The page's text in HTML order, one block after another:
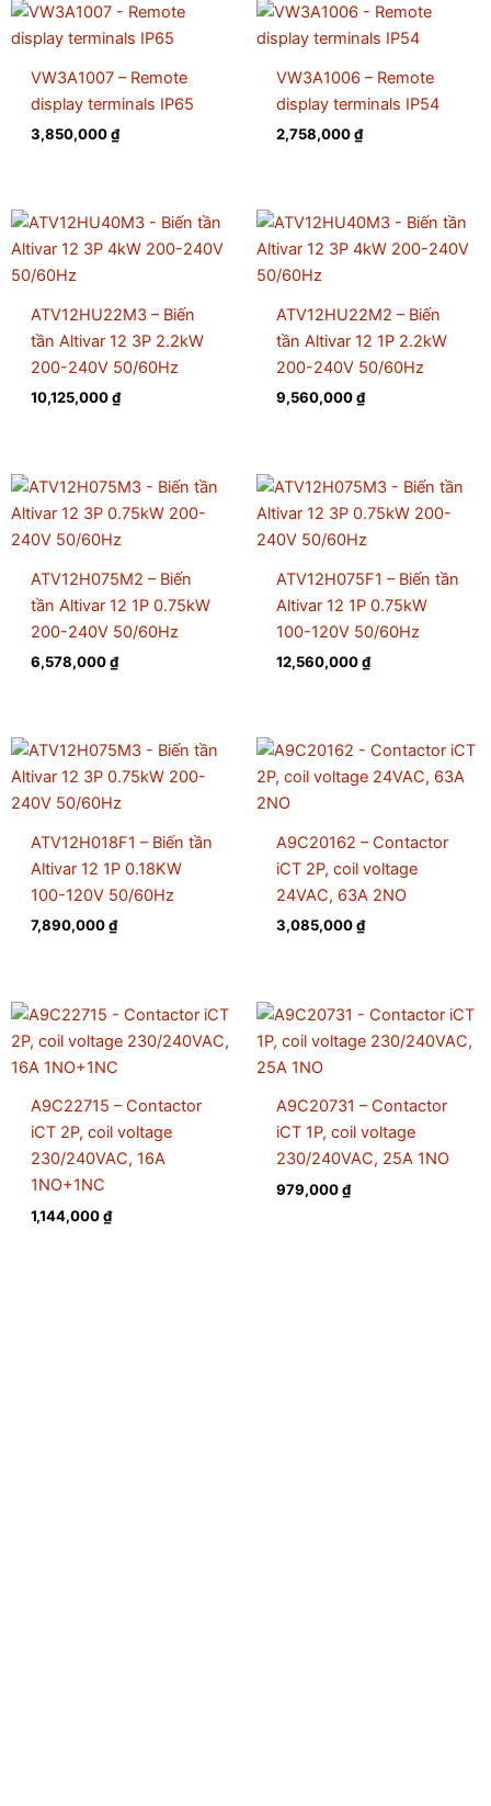
VW3A1007 – Remote
display terminals IP65
3,850,000₫
VW3A1006 – Remote
display terminals IP54
2,758,000₫
ATV12HU22M3 – Biến
tần Altivar 12 3P 2.2kW
200-240V 50/60Hz
10,125,000₫
ATV12HU22M2 – Biến
tần Altivar 12 1P 2.2kW
200-240V 50/60Hz
9,560,000₫
ATV12H075M2 – Biến
tần Altivar 12 1P 0.75kW
200-240V 50/60Hz
6,578,000₫
ATV12H075F1 – Biến tần
Altivar 12 1P 0.75kW
100-120V 50/60Hz
12,560,000₫
ATV12H018F1 – Biến tần
Altivar 12 1P 0.18KW
100-120V 50/60Hz
7,890,000₫
A9C20162 – Contactor
iCT 2P, coil voltage
24VAC, 63A 2NO
3,085,000₫
A9C22715 – Contactor
iCT 2P, coil voltage
230/240VAC, 16A
1NO+1NC
1,144,000₫
A9C20731 – Contactor
iCT 1P, coil voltage
230/240VAC, 25A 1NO
979,000₫